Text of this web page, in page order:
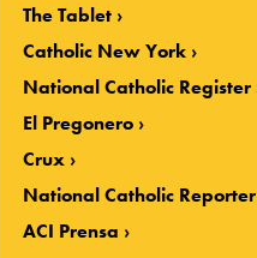
The Tablet
Catholic New York
National Catholic Register
El Pregonero
Crux
National Catholic Reporter
ACI Prensa